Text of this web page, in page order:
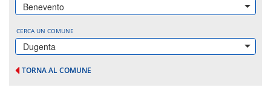
Benevento
CERCA UN COMUNE
Dugenta
TORNA AL COMUNE